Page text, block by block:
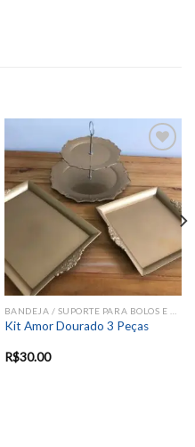
Add to
wishlist
Kit Amor Dourado 3 Peças
R$30.00